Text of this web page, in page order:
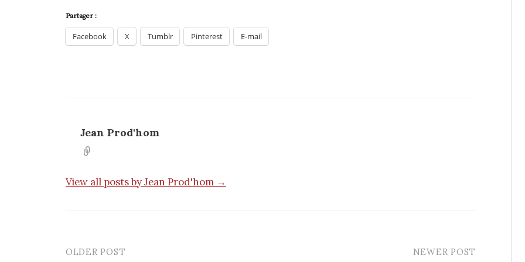
Partager :
Facebook X Tumblr Pinterest E-mail
Jean Prod'hom
View all posts by Jean Prod'hom →
Post
OLDER POST NEWER POST